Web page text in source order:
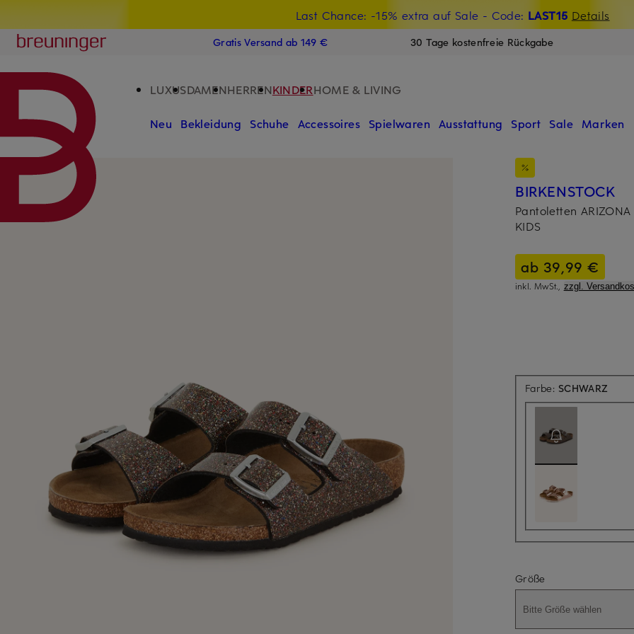
Last Chance: -15% extra auf Sale - Code: LAST15 Details
15€-Willkommensgutschein mit Beyond sichern
Breuninger
Gratis Versand ab 149 € 30 Tage kostenfreie Rückgabe
LUXUSDAMENHERRENKINDERHOME & LIVING
Neu Bekleidung Schuhe Accessoires Spielwaren Ausstattung Sport Sale Marken
BIRKENSTOCK
Pantoletten ARIZONA
KIDS
ab 39,99 €
inkl. MwSt., zzgl.
Farbe: SCHWARZ
Größe
Bitte Größe wählen